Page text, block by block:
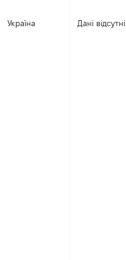
Україна Дані відсутні